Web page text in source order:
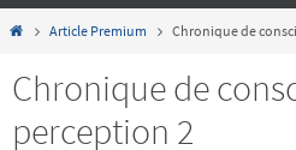
HomeArticle Premium Chronique de
Chronique de
perception 2